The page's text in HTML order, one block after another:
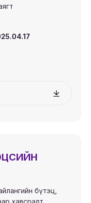
бүтэц,
хавсралт